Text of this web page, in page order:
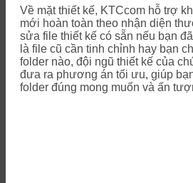
Về mặt thiết kế, KTCcom hỗ trợ
mới hoàn toàn theo nhận diện
sửa file thiết kế có sẵn nếu bạn
là file cũ cần tinh chỉnh hay bạn
folder nào, đội ngũ thiết kế của
đưa ra phương án tối ưu, giúp
folder đúng mong muốn và ấn